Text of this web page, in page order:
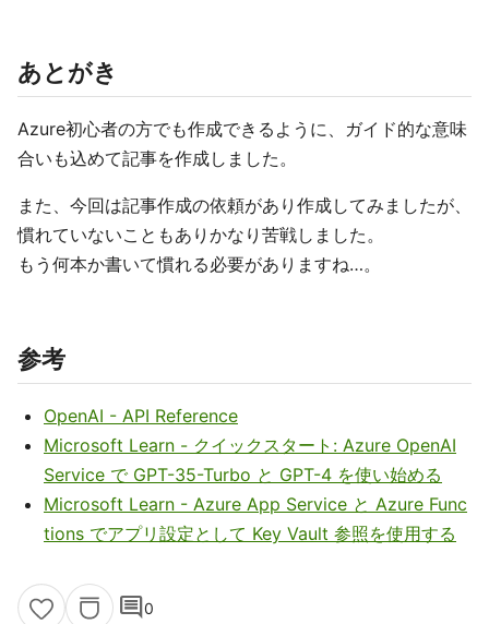
あとがき
Azure初心者の方でも作成できるように、ガイド的な意味
合いも込めて記事を作成しました。
また、今回は記事作成の依頼があり作成してみましたが、
慣れていないこともありかなり苦戦しました。
もう何本か書いて慣れる必要がありますね…。
参考
OpenAI - API Reference
Microsoft Learn - クイックスタート: Azure OpenAI
Service で GPT-35-Turbo と GPT-4 を使い始める
Microsoft Learn - Azure App Service と Azure Func
tions でアプリ設定として Key Vault 参照を使用する
comment0